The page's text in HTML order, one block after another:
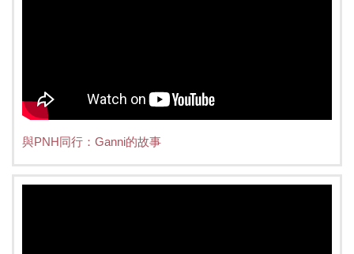
與PNH同行：Ganni的故事